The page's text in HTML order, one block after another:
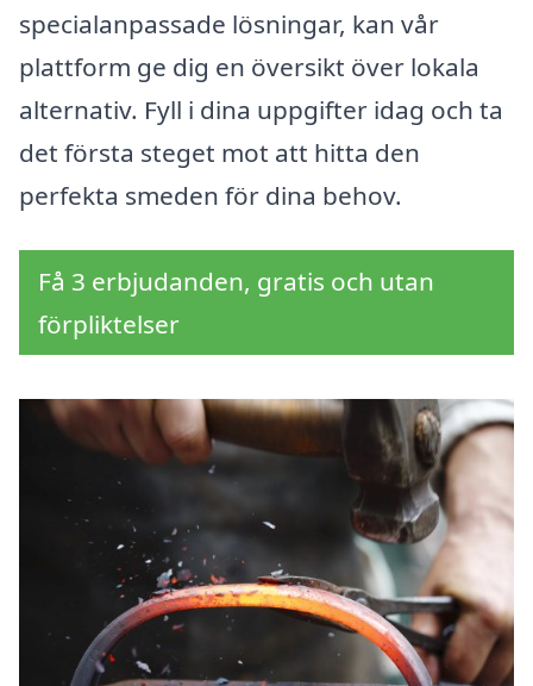
specialanpassade lösningar, kan vår
plattform ge dig en översikt över lokala
alternativ. Fyll i dina uppgifter idag och ta
det första steget mot att hitta den
perfekta smeden för dina behov.
Få 3 erbjudanden, gratis och utan
förpliktelser